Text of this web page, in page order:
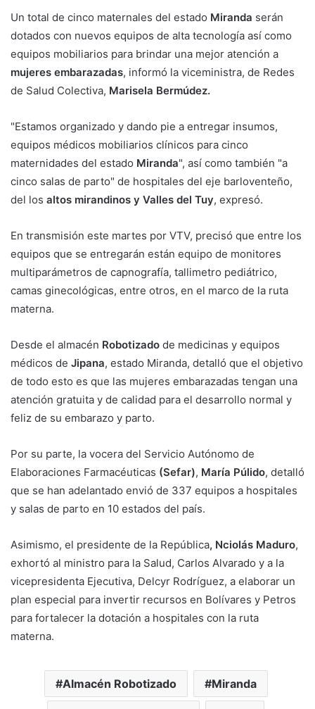
Un total de cinco maternales del estado Miranda serán
dotados con nuevos equipos de alta tecnología así como
equipos mobiliarios para brindar una mejor atención a
mujeres embarazadas, informó la viceministra, de Redes
de Salud Colectiva, Marisela Bermúdez.
"Estamos organizado y dando pie a entregar insumos,
equipos médicos mobiliarios clínicos para cinco
maternidades del estado Miranda", así como también "a
cinco salas de parto" de hospitales del eje barloventeño,
del los altos mirandinos y Valles del Tuy, expresó.
En transmisión este martes por VTV, precisó que entre los
equipos que se entregarán están equipo de monitores
multiparámetros de capnografía, tallimetro pediátrico,
camas ginecológicas, entre otros, en el marco de la ruta
materna.
Desde el almacén Robotizado de medicinas y equipos
médicos de Jipana, estado Miranda, detalló que el objetivo
de todo esto es que las mujeres embarazadas tengan una
atención gratuita y de calidad para el desarrollo normal y
feliz de su embarazo y parto.
Por su parte, la vocera del Servicio Autónomo de
Elaboraciones Farmacéuticas (Sefar), María Púlido, detalló
que se han adelantado envió de 337 equipos a hospitales
y salas de parto en 10 estados del país.
Asimismo, el presidente de la República, Nciolás Maduro,
exhortó al ministro para la Salud, Carlos Alvarado y a la
vicepresidenta Ejecutiva, Delcyr Rodríguez, a elaborar un
plan especial para invertir recursos en Bolívares y Petros
para fortalecer la dotación a hospitales con la ruta
materna.
Almacén Robotizado Miranda